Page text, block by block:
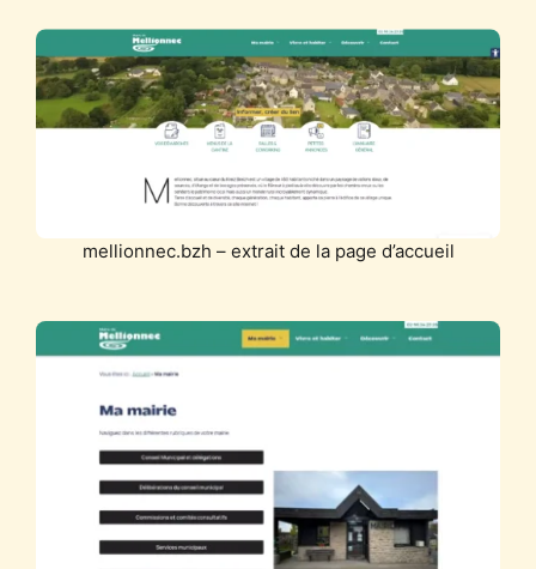
mellionnec.bzh – extrait de la page d’accueil